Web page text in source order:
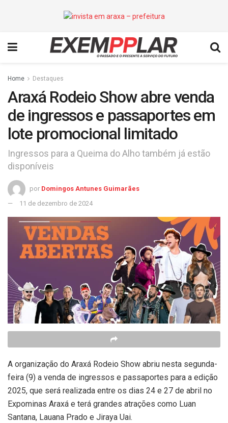
Home Destaques
Araxá Rodeio Show abre venda
de ingressos e passaportes em
lote promocional limitado
Ingressos para a Queima do Alho também já estão
disponíveis
por Domingos Antunes Guimarães
11 de dezembro de 2024
A organização do Araxá Rodeio Show abriu nesta segunda-
feira (9) a venda de ingressos e passaportes para a edição
2025, que será realizada entre os dias 24 e 27 de abril no
Expominas Araxá e terá grandes atrações como Luan
Santana, Lauana Prado e Jiraya Uai.